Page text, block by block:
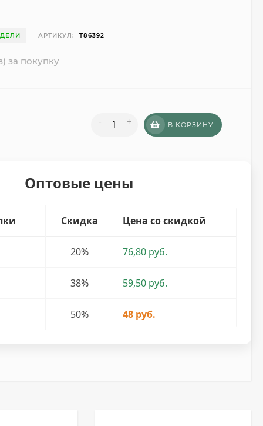
АРТИКУЛ: T86392
за покупку
- + В КОРЗИНУ
Оптовые цены
Скидка Цена со скидкой
20% 76,80 руб.
38% 59,50 руб.
50% 48 руб.